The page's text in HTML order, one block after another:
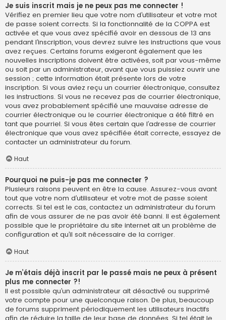
Je suis inscrit mais je ne peux pas me connecter !
Vérifiez en premier lieu que votre nom d’utilisateur et votre mot
de passe soient corrects. Si la fonctionnalité de la COPPA est
activée et que vous avez spécifié avoir en dessous de 13 ans
pendant l’inscription, vous devrez suivre les instructions que vous
avez reçues. Certains forums exigeront également que les
nouvelles inscriptions doivent être activées, soit par vous-même
ou soit par un administrateur, avant que vous puissiez ouvrir une
session ; cette information était présente lors de votre
inscription. Si vous aviez reçu un courrier électronique, consultez
les instructions. Si vous ne recevez pas de courrier électronique,
vous avez probablement spécifié une mauvaise adresse de
courrier électronique ou le courrier électronique a été filtré en
tant que pourriel. Si vous êtes certain que l’adresse de courrier
électronique que vous avez spécifiée était correcte, essayez de
contacter un administrateur du forum.
Haut
Pourquoi ne puis-je pas me connecter ?
Plusieurs raisons peuvent en être la cause. Assurez-vous avant
tout que votre nom d’utilisateur et votre mot de passe soient
corrects. Si tel est le cas, contactez un administrateur du forum
afin de vous assurer de ne pas avoir été banni. Il est également
possible que le propriétaire du site internet ait un problème de
configuration et qu’il soit nécessaire de la corriger.
Haut
Je m’étais déjà inscrit par le passé mais ne peux à présent
plus me connecter ?!
Il est possible qu’un administrateur ait désactivé ou supprimé
votre compte pour une quelconque raison. De plus, beaucoup
de forums suppriment périodiquement les utilisateurs inactifs